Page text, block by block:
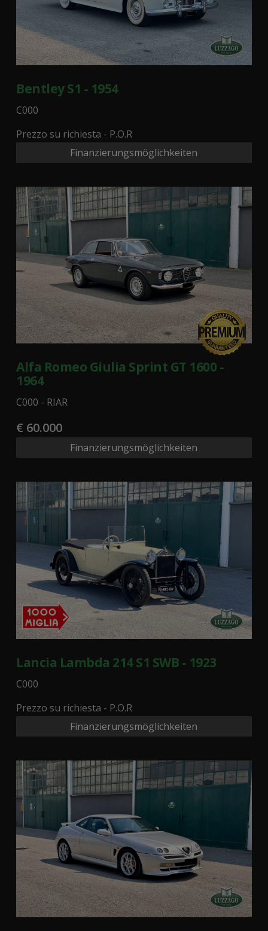
Bentley S1 - 1954
C000
Prezzo su richiesta - P.O.R
Finanzierungsmöglichkeiten
Alfa Romeo Giulia Sprint GT 1600 -
1964
C000 - RIAR
€ 60.000
Finanzierungsmöglichkeiten
Lancia Lambda 214 S1 SWB - 1923
C000
Prezzo su richiesta - P.O.R
Finanzierungsmöglichkeiten